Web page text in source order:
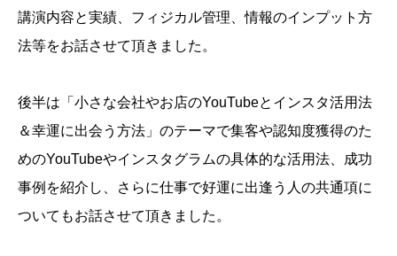
講演内容と実績、フィジカル管理、情報のインプット方
法等をお話させて頂きました。
後半は「小さな会社やお店のYouTubeとインスタ活用法
＆幸運に出会う方法」のテーマで集客や認知度獲得のた
めのYouTubeやインスタグラムの具体的な活用法、成功
事例を紹介し、さらに仕事で好運に出逢う人の共通項に
ついてもお話させて頂きました。